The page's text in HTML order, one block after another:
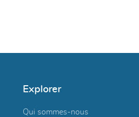
Explorer
Qui sommes-nous